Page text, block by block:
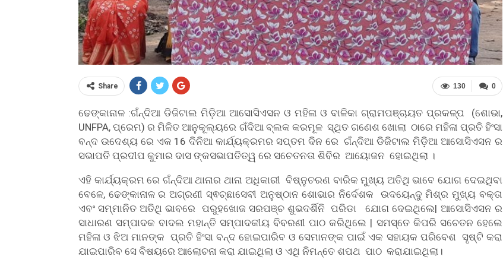
0
130
Share
ଢେଙ୍କାନାଳ :ଗଁନ୍ଦିଆ ଡିଜିଟାଲ ମିଡ଼ିଆ ଆସୋସିଏସନ ଓ ମହିଳା ଓ ବାଳିକା ଗ୍ରାମପଞ୍ଚାୟତ ପ୍ରକଳ୍ପ (ଶୋଭା,
UNFPA, ପ୍ରେମ) ର ମିଳିତ ଆନୁକୂଲ୍ୟରେ ଗଁଦିଆ ବ୍ଲକ କରମୂଳ ସ୍ଥିତ ଗଣେଶ ଖୋଲା ଠାରେ ମହିଳା ପ୍ରତି ହିଂସା
ବନ୍ଦ ଉଦେଶ୍ୟ ରେ ଏକ 16 ଦିନିଆ କାର୍ଯ୍ୟକ୍ରମର ସପ୍ତମ ଦିନ ରେ ଗଁନ୍ଦିଆ ଡିଜିଟାଲ ମିଡ଼ିଆ ଆସୋସିଏସନ ର
ସଭାପତି ପ୍ରଦୀପ କୁମାର ଦାସ ଙ୍କସଭାପତିତ୍ୱ ରେ ସଚେତନତା ଶିବିର ଆୟୋଜନ ହୋଇଥିଲା ।
ଏହି କାର୍ଯ୍ୟକ୍ରମ ରେ ଗଁନ୍ଦିଆ ଥାନାର ଥାନା ଅଧିକାରୀ ବିଷ୍ନୁଚରଣ ବାରିକ ମୁଖ୍ୟ ଅତିଥି ଭାବେ ଯୋଗ ଦେଇଥିବା
ବେଳେ, ଢେଙ୍କାନାଳ ର ଅଗ୍ରଣୀ ସ୍ଵଚ୍ଛାସେବୀ ଅନୁଷ୍ଠାନ ଶୋଭାର ନିର୍ଦେଶକ ଉଦୟେନ୍ଦୁ ମିଶ୍ର ମୁଖ୍ୟ ବକ୍ତା
ଏବଂ ସମ୍ମାନିତ ଅତିଥି ଭାବରେ ପରୁହଖୋଜ ସରପଞ୍ଚ ଶୁଭଦର୍ଶିନି ପରିଡା ଯୋଗ ଦେଇଥିଲେ| ଆସୋସିଏସନ ର
ସାଧାରଣ ସମ୍ପାଦକ ବାଦଲ ମହାନ୍ତି ସମ୍ପାଦକୀୟ ବିବରଣୀ ପାଠ କରିଥିଲେ | ସମସ୍ତେ କିପରି ସଚେତନ ହେଲେ
ମହିଳା ଓ ଝିଅ ମାନଙ୍କ ପ୍ରତି ହିଂସା ବନ୍ଦ ହୋଇପାରିବ ଓ ସେମାନଙ୍କ ପାଇଁ ଏକ ସହାୟକ ପରିବେଶ ସୃଷ୍ଟି କରା
ଯାଇପାରିବ ସେ ବିଷୟରେ ଆଲୋଚନା କରା ଯାଇଥିଲା ଓ ଏଥି ନିମନ୍ତେ ଶପଥ ପାଠ କରାଯାଇଥିଲା।